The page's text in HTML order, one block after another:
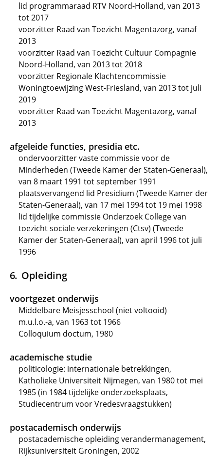
lid programmaraad RTV Noord-Holland, van 2013
tot 2017
voorzitter Raad van Toezicht Magentazorg, vanaf
2013
voorzitter Raad van Toezicht Cultuur Compagnie
Noord-Holland, van 2013 tot 2018
voorzitter Regionale Klachtencommissie
Woningtoewijzing West-Friesland, van 2013 tot juli
2019
voorzitter Raad van Toezicht Magentazorg, vanaf
2013
afgeleide functies, presidia etc.
ondervoorzitter vaste commissie voor de
Minderheden (Tweede Kamer der Staten-Generaal),
van 8 maart 1991 tot september 1991
plaatsvervangend lid Presidium (Tweede Kamer der
Staten-Generaal), van 17 mei 1994 tot 19 mei 1998
lid tijdelijke commissie Onderzoek College van
toezicht sociale verzekeringen (Ctsv) (Tweede
Kamer der Staten-Generaal), van april 1996 tot juli
1996
Opleiding
voortgezet onderwijs
Middelbare Meisjesschool (niet voltooid)
m.u.l.o.-a, van 1963 tot 1966
Colloquium doctum, 1980
academische studie
politicologie: internationale betrekkingen,
Katholieke Universiteit Nijmegen, van 1980 tot mei
1985 (in 1984 tijdelijke onderzoeksplaats,
Studiecentrum voor Vredesvraagstukken)
postacademisch onderwijs
postacademische opleiding verandermanagement,
Rijksuniversiteit Groningen, 2002